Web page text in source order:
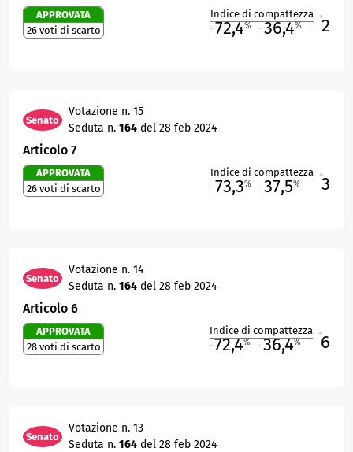
APPROVATA
26 voti di scarto
Indice di compattezza
72,4% 36,4% 2
Senato
Votazione n. 15
Seduta n. 164 del 28 feb 2024
Articolo 7
APPROVATA
26 voti di scarto
Indice di compattezza
73,3% 37,5% 3
Senato
Votazione n. 14
Seduta n. 164 del 28 feb 2024
Articolo 6
APPROVATA
28 voti di scarto
Indice di compattezza
72,4% 36,4% 6
Senato
Votazione n. 13
Seduta n. 164 del 28 feb 2024